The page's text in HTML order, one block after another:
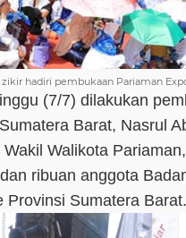
hadiri pembukaan Pariaman
(7/7) dilakukan
Barat, Nasrul
Wakil Walikota
ribuan anggota
Provinsi Sumatera Barat.